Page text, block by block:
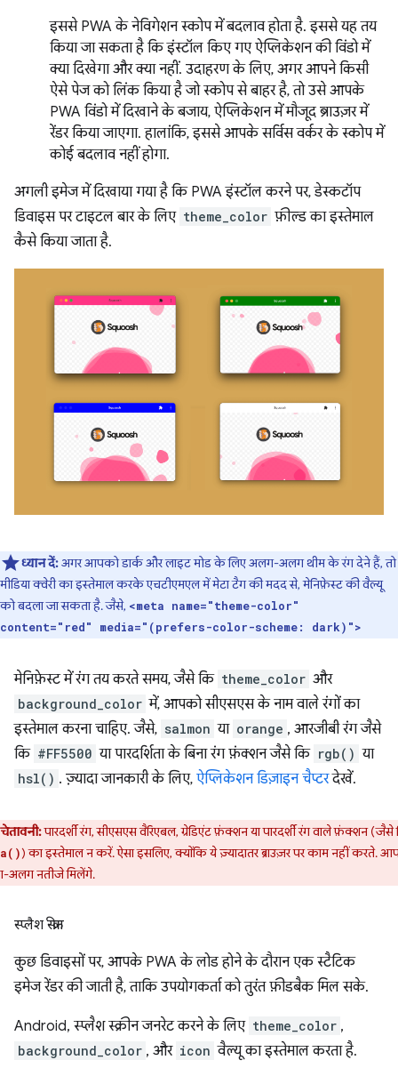
इससे PWA के नेविगेशन स्कोप में बदलाव होता है. इससे यह तय
किया जा सकता है कि इंस्टॉल किए गए ऐप्लिकेशन की विंडो में
क्या दिखेगा और क्या नहीं. उदाहरण के लिए, अगर आपने किसी
ऐसे पेज को लिंक किया है जो स्कोप से बाहर है, तो उसे आपके
PWA विंडो में दिखाने के बजाय, ऐप्लिकेशन में मौजूद ब्राउज़र में
रेंडर किया जाएगा. हालांकि, इससे आपके सर्विस वर्कर के स्कोप में
कोई बदलाव नहीं होगा.
अगली इमेज में दिखाया गया है कि PWA इंस्टॉल करने पर, डेस्कटॉप
डिवाइस पर टाइटल बार के लिए theme_color फ़ील्ड का इस्तेमाल
कैसे किया जाता है.
ध्यान दें:अगर आपको डार्क और लाइट मोड के लिए अलग-अलग थीम के रंग देने हैं, तो
मीडिया क्वेरी का इस्तेमाल करके एचटीएमएल में मेटा टैग की मदद से, मेनिफ़ेस्ट की वैल्यू
को बदला जा सकता है. जैसे, <meta name="theme-color"
content="red" media="(prefers-color-scheme: dark)">
मेनिफ़ेस्ट में रंग तय करते समय, जैसे कि theme_color और
background_color में, आपको सीएसएस के नाम वाले रंगों का
इस्तेमाल करना चाहिए. जैसे, salmon या orange , आरजीबी रंग जैसे
कि #FF5500 या पारदर्शिता के बिना रंग फ़ंक्शन जैसे कि rgb() या
hsl() . ज़्यादा जानकारी के लिए, ऐप्लिकेशन डिज़ाइन चैप्टरदेखें.
चेतावनी:पारदर्शी रंग, सीएसएस वैरिएबल, ग्रेडिएंट फ़ंक्शन या पारदर्शी रंग वाले फ़ंक्शन
) का इस्तेमाल न करें. ऐसा इसलिए, क्योंकि ये ज़्यादातर ब्राउज़र पर काम नहीं करते.
अलग नतीजे मिलेंगे.
स्प्लैश स्क्रीन
कुछ डिवाइसों पर, आपके PWA के लोड होने के दौरान एक स्टैटिक
इमेज रेंडर की जाती है, ताकि उपयोगकर्ता को तुरंत फ़ीडबैक मिल सके.
Android, स्प्लैश स्क्रीन जनरेट करने के लिए theme_color ,
background_color , और icon वैल्यू का इस्तेमाल करता है.